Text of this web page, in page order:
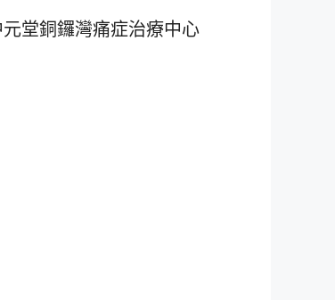
元堂銅鑼灣痛症治療中心